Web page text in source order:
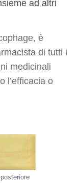
ad altri
è
di tutti i
medicinali
l’efficacia o